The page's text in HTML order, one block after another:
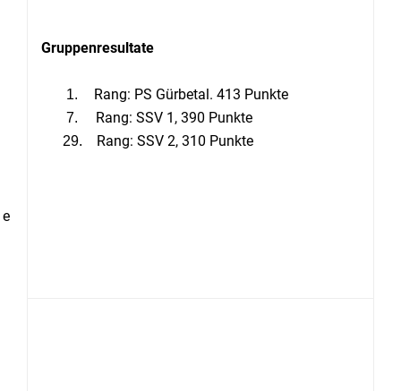
Gruppenresultate
1. Rang: PS Gürbetal. 413 Punkte
7. Rang: SSV 1, 390 Punkte
29. Rang: SSV 2, 310 Punkte
e